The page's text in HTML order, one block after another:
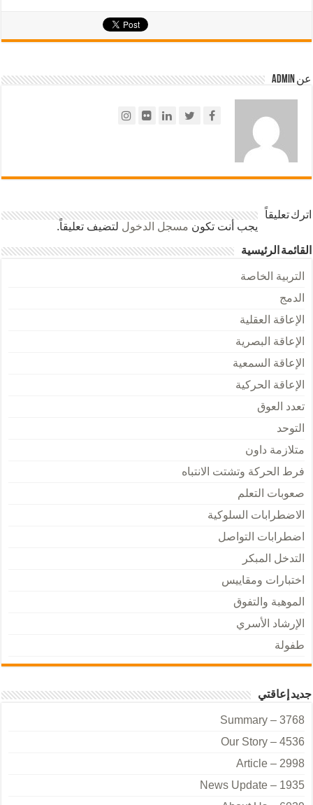
عن admin
اترك تعليقاً
يجب أنت تكون مسجل الدخول لتضيف تعليقاً.
القائمة الرئيسية
التربية الخاصة
الدمج
الإعاقة العقلية
الإعاقة البصرية
الإعاقة السمعية
الإعاقة الحركية
تعدد العوق
التوحد
متلازمة داون
فرط الحركة وتشتت الانتباه
صعوبات التعلم
الاضطرابات السلوكية
اضطرابات التواصل
التدخل المبكر
اختبارات ومقاييس
الموهبة والتفوق
الإرشاد الأسري
طفولة
جديد إعاقتي
Summary – 3768
Our Story – 4536
Article – 2998
News Update – 1935